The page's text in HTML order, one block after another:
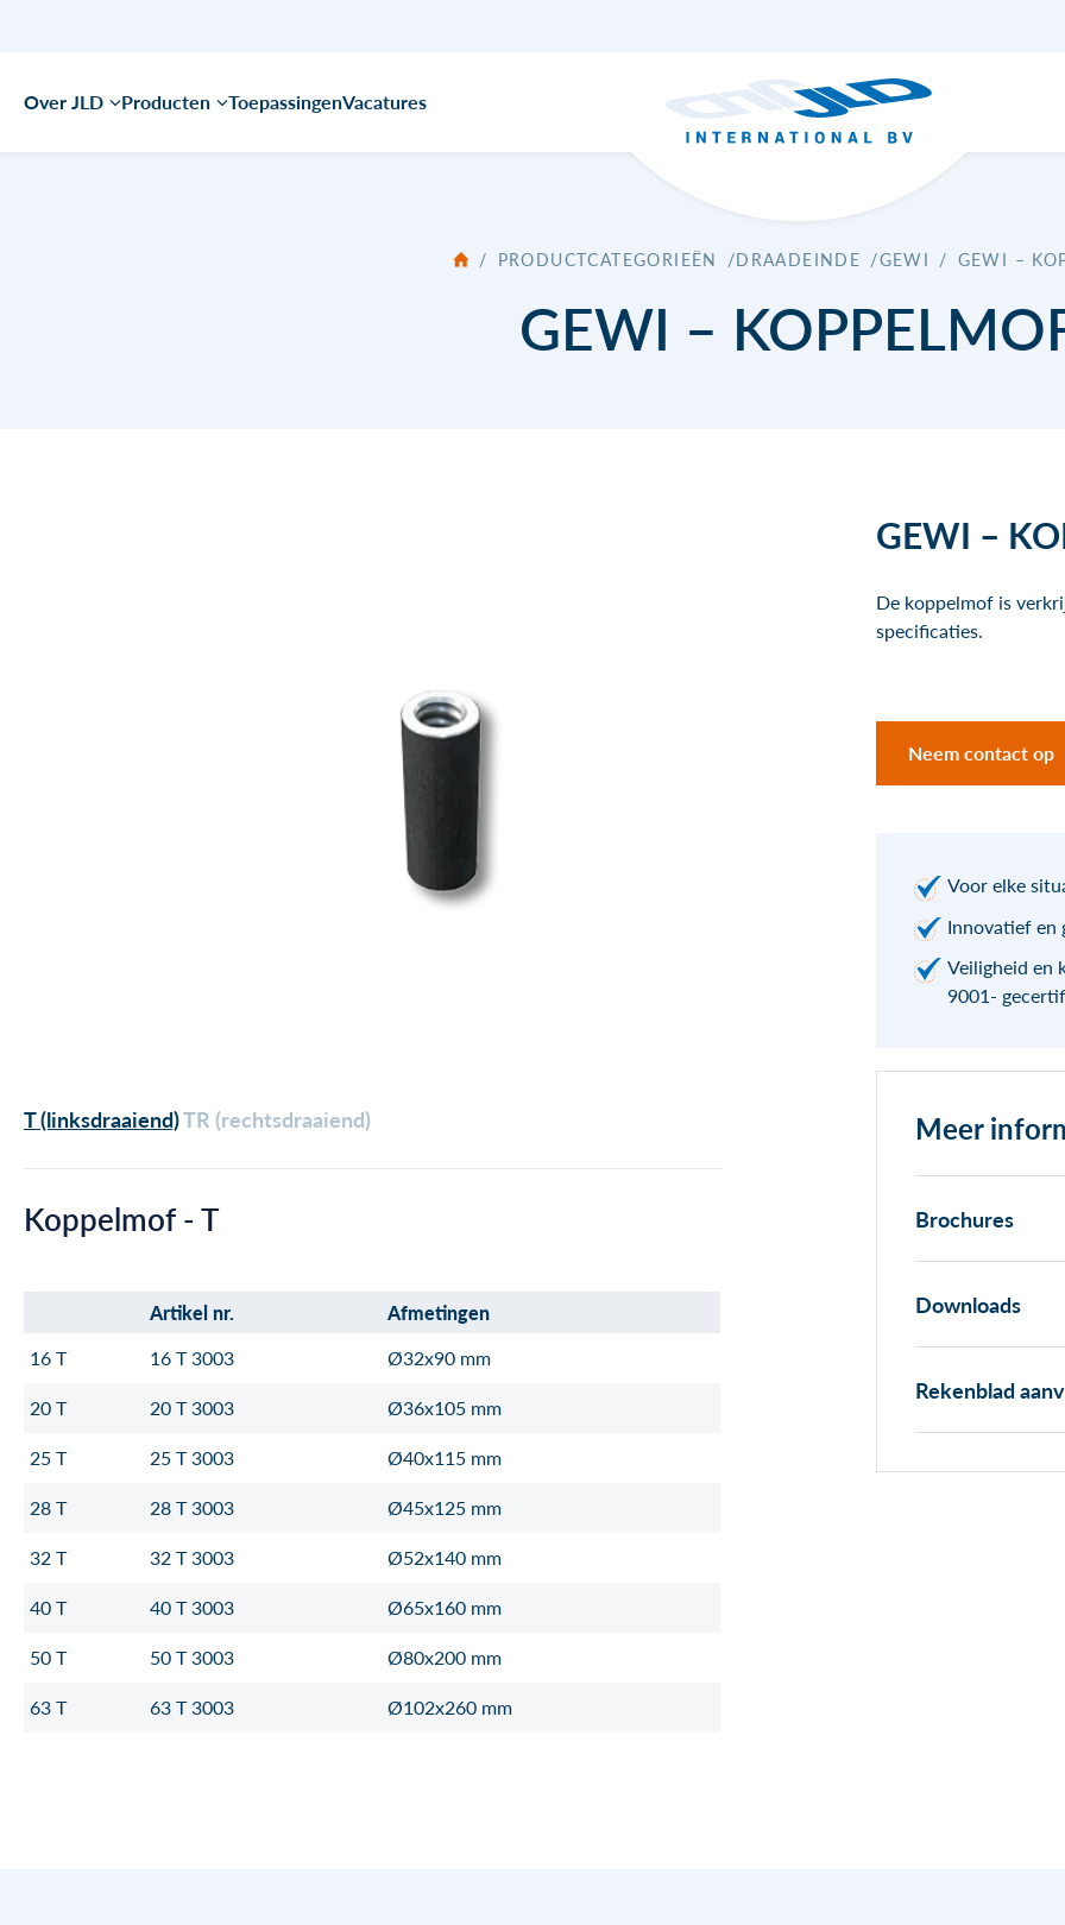
Over JLD Producten ToepassingenVacatures
/ PRODUCTCATEGORIEËN /DRAADEINDE /GEWI / GEWI –
GEWI –
GEWI –
De koppelmof is
specificaties.
Neem contact op
Voor elke
Innovatief en
Veiligheid en
9001-
T (linksdraaiend)TR (rechtsdraaiend)
Koppelmof - T
Artikel nr.
Afmetingen
16 T
16 T 3003
Ø32x90 mm
20 T
20 T 3003
Ø36x105 mm
25 T
25 T 3003
Ø40x115 mm
28 T
28 T 3003
Ø45x125 mm
32 T
32 T 3003
Ø52x140 mm
40 T
40 T 3003
Ø65x160 mm
50 T
50 T 3003
Ø80x200 mm
63 T
63 T 3003 Ø102x260 mm
Meer
Brochures
Downloads
Rekenblad